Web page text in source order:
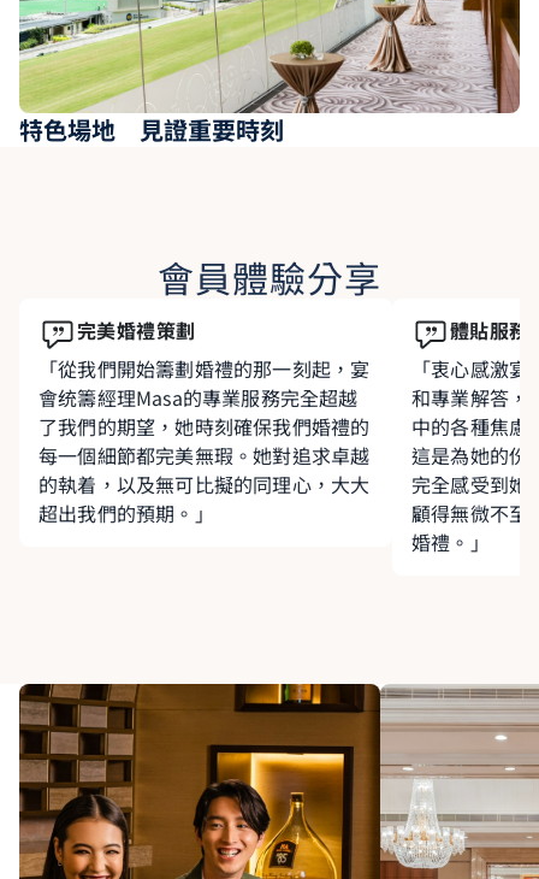
特色場地 見證重要時刻
會員體驗分享
完美婚禮策劃
「從我們開始籌劃婚禮的那一刻起，宴
會统籌經理Masa的專業服務完全超越
了我們的期望，她時刻確保我們婚禮的
每一個細節都完美無瑕。她對追求卓越
的執着，以及無可比擬的同理心，大大
超出我們的預期。」
體貼服務
「衷心感激
和專業解答，
中的各種焦慮
這是為她的份
完全感受到她
顧得無微不至
婚禮。」